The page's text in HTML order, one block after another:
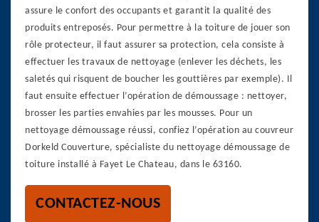
assure le confort des occupants et garantit la qualité des
produits entreposés. Pour permettre à la toiture de jouer son
rôle protecteur, il faut assurer sa protection, cela consiste à
effectuer les travaux de nettoyage (enlever les déchets, les
saletés qui risquent de boucher les gouttières par exemple). Il
faut ensuite effectuer l’opération de démoussage : nettoyer,
brosser les parties envahies par les mousses. Pour un
nettoyage démoussage réussi, confiez l’opération au couvreur
Dorkeld Couverture, spécialiste du nettoyage démoussage de
toiture installé à Fayet Le Chateau, dans le 63160.
CONTACTEZ-NOUS